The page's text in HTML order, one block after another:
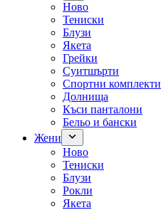
Ново
Тениски
Блузи
Якета
Грейки
Суитшърти
Спортни комплекти
Долнища
Къси панталони
Бельо и бански
Жени
Ново
Тениски
Блузи
Рокли
Якета